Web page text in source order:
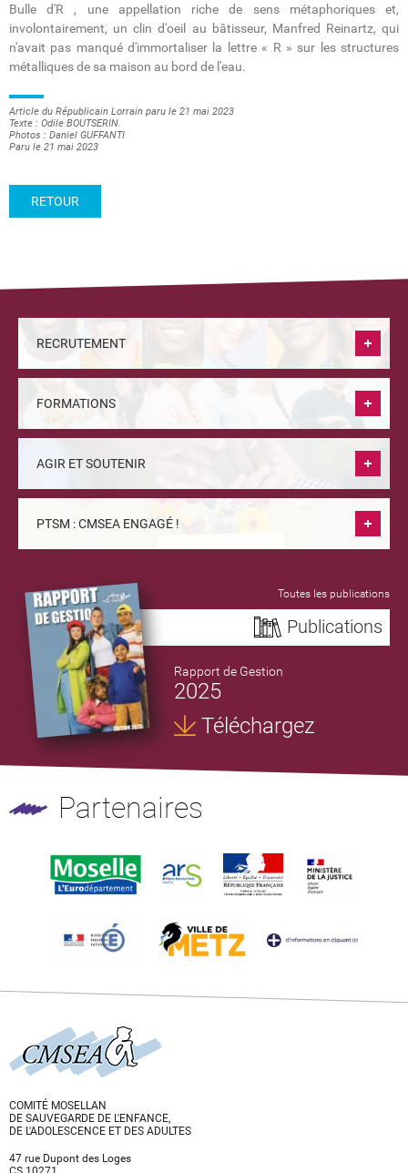
Bulle d'R , une appellation riche de sens métaphoriques et,
involontairement, un clin d'oeil au bâtisseur, Manfred Reinartz, qui
n'avait pas manqué d'immortaliser la lettre « R » sur les structures
métalliques de sa maison au bord de l'eau.
Article du Républicain Lorrain paru le 21 mai 2023
Texte : Odile BOUTSERIN.
Photos : Daniel GUFFANTI
Paru le 21 mai 2023
RETOUR
RECRUTEMENT
FORMATIONS
AGIR ET SOUTENIR
PTSM : CMSEA ENGAGÉ !
Toutes les publications
Publications
Rapport de Gestion
2025
Téléchargez
Partenaires
COMITÉ MOSELLAN
DE SAUVEGARDE DE L'ENFANCE,
DE L'ADOLESCENCE ET DES ADULTES
47 rue Dupont des Loges